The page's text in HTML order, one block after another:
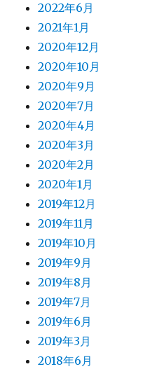
2022年6月
2021年1月
2020年12月
2020年10月
2020年9月
2020年7月
2020年4月
2020年3月
2020年2月
2020年1月
2019年12月
2019年11月
2019年10月
2019年9月
2019年8月
2019年7月
2019年6月
2019年3月
2018年6月